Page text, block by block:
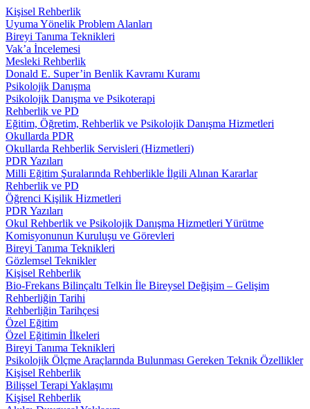
Kişisel Rehberlik
Uyuma Yönelik Problem Alanları
Bireyi Tanıma Teknikleri
Vak’a İncelemesi
Mesleki Rehberlik
Donald E. Super’in Benlik Kavramı Kuramı
Psikolojik Danışma
Psikolojik Danışma ve Psikoterapi
Rehberlik ve PD
Eğitim, Öğretim, Rehberlik ve Psikolojik Danışma Hizmetleri
Okullarda PDR
Okullarda Rehberlik Servisleri (Hizmetleri)
PDR Yazıları
Milli Eğitim Şuralarında Rehberlikle İlgili Alınan Kararlar
Rehberlik ve PD
Öğrenci Kişilik Hizmetleri
PDR Yazıları
Okul Rehberlik ve Psikolojik Danışma Hizmetleri Yürütme
Komisyonunun Kuruluşu ve Görevleri
Bireyi Tanıma Teknikleri
Gözlemsel Teknikler
Kişisel Rehberlik
Bio-Frekans Bilinçaltı Telkin İle Bireysel Değişim – Gelişim
Rehberliğin Tarihi
Rehberliğin Tarihçesi
Özel Eğitim
Özel Eğitimin İlkeleri
Bireyi Tanıma Teknikleri
Psikolojik Ölçme Araçlarında Bulunması Gereken Teknik Özellikler
Kişisel Rehberlik
Bilişsel Terapi Yaklaşımı
Kişisel Rehberlik